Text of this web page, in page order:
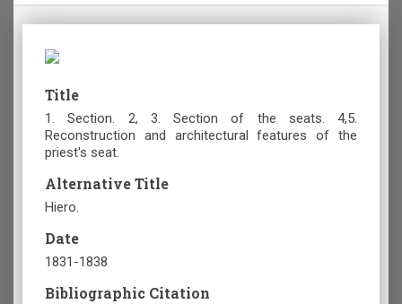
Title
1. Section. 2, 3. Section of the seats. 4,5.
Reconstruction and architectural features of the
priest's seat.
Alternative Title
Hiero.
Date
1831-1838
Bibliographic Citation